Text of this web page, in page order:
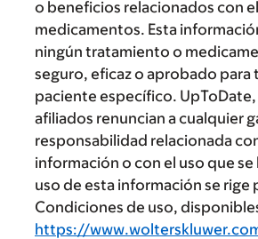
o beneficios relacionados con
medicamentos. Esta
ningún tratamiento o
seguro, eficaz o aprobado para
paciente específico. UpToDate,
afiliados renuncian a cualquier
responsabilidad relacionada
información o con el uso que se
uso de esta información se rige
Condiciones de uso,
https://